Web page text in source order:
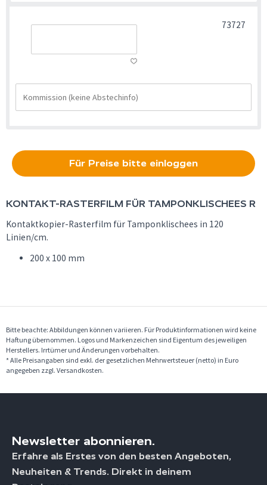
73727
Für Preise bitte einloggen
KONTAKT-RASTERFILM FÜR TAMPONKLISCHEES R
Kontaktkopier-Rasterfilm für Tamponklischees in 120
Linien/cm.
200 x 100 mm
Bitte beachte: Abbildungen können variieren. Für Produktinformationen wird keine
Haftung übernommen. Logos und Markenzeichen sind Eigentum des jeweiligen
Herstellers. Irrtümer und Änderungen vorbehalten.
* Alle Preisangaben sind exkl. der gesetzlichen Mehrwertsteuer (netto) in Euro
angegeben zzgl. Versandkosten.
Newsletter abonnieren.
Erfahre als Erstes von den besten Angeboten,
Neuheiten & Trends. Direkt in deinem